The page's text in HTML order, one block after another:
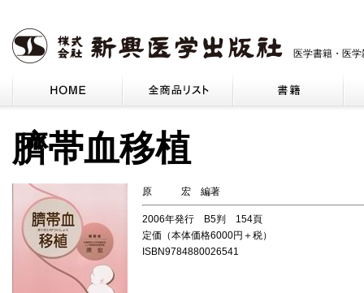
医学書籍・医
臍帯血移植
原 宏 編著
2006年発行 B5判 154頁
定価（本体価格6000円＋税）
ISBN9784880026541